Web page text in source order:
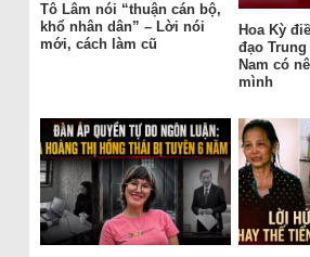
Tô Lâm nói “thuận cán bộ,
khổ nhân dân” – Lời nói
mới, cách làm cũ
Hoa Kỳ
đạo
Nam có
mình